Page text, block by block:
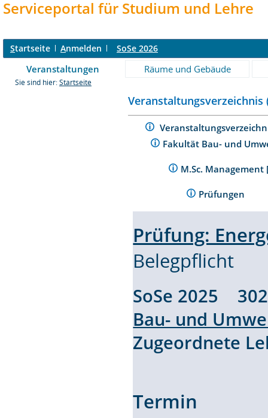
Serviceportal für Studium und Lehre
Startseite Anmelden SoSe 2026
Veranstaltungen Räume und Gebäude
Sie sind hier: Startseite
Veranstaltungsverzeichnis
Fakultät Bau- und
M.Sc.
Prüfungen
Prüfung:
Belegpflicht
SoSe 2025
Bau- und
Zugeordnete
Termin